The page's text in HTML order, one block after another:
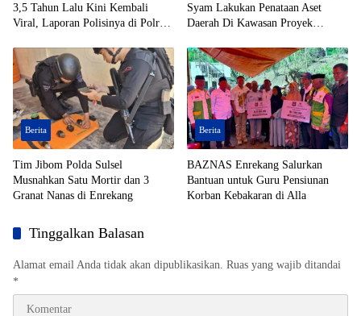
3,5 Tahun Lalu Kini Kembali
Viral, Laporan Polisinya di Polres
Syam Lakukan Penataan Aset
Daerah Di Kawasan Proyek
Berita
Tim Jibom Polda Sulsel
Musnahkan Satu Mortir dan 3
Granat Nanas di Enrekang
Berita
BAZNAS Enrekang Salurkan
Bantuan untuk Guru Pensiunan
Korban Kebakaran di Alla
Tinggalkan Balasan
Alamat email Anda tidak akan dipublikasikan. Ruas yang wajib ditandai
*